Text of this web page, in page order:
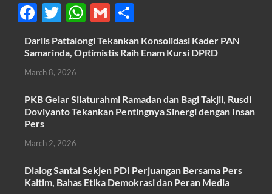
F
ac
e
b
o
o
k
T
w
itt
er
W
h
at
A
p
G
m
ail
h
ar
Darlis Pattalongi Tekankan Konsolidasi Kader PAN
Samarinda, Optimistis Raih Enam Kursi DPRD
March 8, 2026
PKB Gelar Silaturahmi Ramadan dan Bagi Takjil, Rusdi
Doviyanto Tekankan Pentingnya Sinergi dengan Insan
Pers
March 2, 2026
Dialog Santai Sekjen PDI Perjuangan Bersama Pers
Kaltim, Bahas Etika Demokrasi dan Peran Media